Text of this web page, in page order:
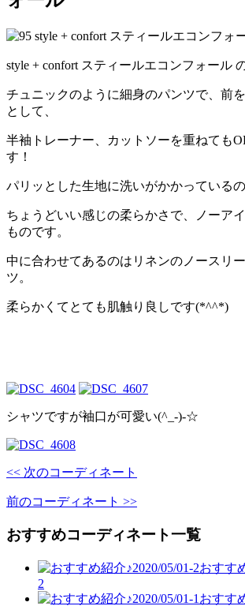
style + confort スティールエコンフォール
チュニックのように細身のパンツで、前
として、
半袖トレーナー、カットソーを重ねても
す！
パリッとした生地に洗いがかかっているの
ちょうどいい感じの柔らかさで、ノーア
ものです。
中に合わせてあるのはリネンのノースリ
ツ。
柔らかくてとても肌触り良しです(*^^*)
シャツですが袖口が可愛い(^_-)-☆
<< 次のコーディネート
前のコーディネート >>
おすすめコーディネート一覧
おすす
2
おすす